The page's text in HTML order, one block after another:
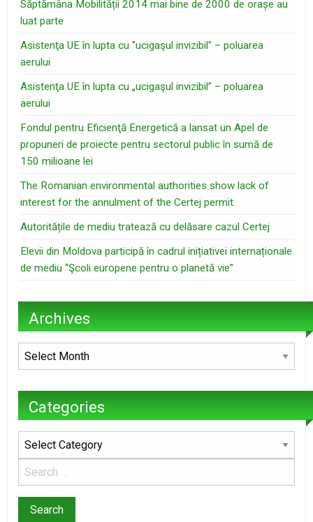
Săptămâna Mobilității 2014 mai bine de 2000 de orașe au
luat parte
Asistenţa UE în lupta cu "ucigaşul invizibil" – poluarea
aerului
Asistenţa UE în lupta cu „ucigaşul invizibil” – poluarea
aerului
Fondul pentru Eficienţă Energetică a lansat un Apel de
propuneri de proiecte pentru sectorul public în sumă de
150 milioane lei
The Romanian environmental authorities show lack of
interest for the annulment of the Certej permit.
Autoritățile de mediu tratează cu delăsare cazul Certej
Elevii din Moldova participă în cadrul inițiativei internaționale
de mediu “Şcoli europene pentru o planetă vie”
Archives
Archives
Categories
Categories